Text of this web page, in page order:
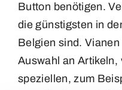
Button benötigen.
die günstigsten in
Belgien sind.
Auswahl an Artikeln,
speziellen, zum